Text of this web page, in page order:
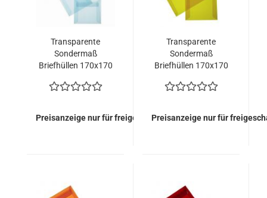
Transparente
Sondermaß
Briefhüllen 170x170
Fenster (500 Kuverts
Preisanzeige nur für freigeschaltete Kunden
Transparente
Sondermaß
Briefhüllen 170x170
Fenster (500 Kuverts
Preisanzeige nur für